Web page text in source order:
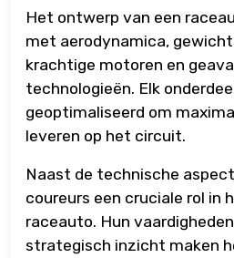
Het ontwerp van een
met aerodynamica,
krachtige motoren en
technologieën. Elk
geoptimaliseerd om
leveren op het circuit.
Naast de technische
coureurs een cruciale rol in
raceauto. Hun
strategisch inzicht maken